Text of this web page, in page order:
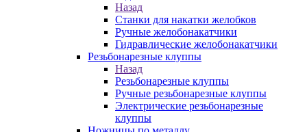
Назад
Станки для накатки желобков
Ручные желобонакатчики
Гидравлические желобонакатчики
Резьбонарезные клуппы
Назад
Резьбонарезные клуппы
Ручные резьбонарезные клуппы
Электрические резьбонарезные
клуппы